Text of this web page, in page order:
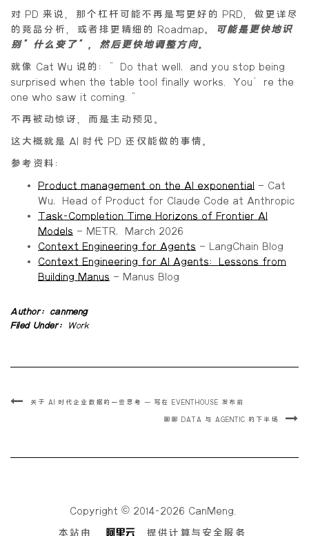
对 PD 来说，那个杠杆可能不再是写更好的 PRD，做更详尽
的竞品分析，或者排更精细的 Roadmap。
可能是更快地识
别”什么变了”，然后更快地调整方向。
就像 Cat Wu 说的：”Do that well, and you stop being
surprised when the table tool finally works. You’re the
one who saw it coming.”
不再被动惊讶，而是主动预见。
这大概就是 AI 时代 PD 还仅能做的事情。
参考资料：
Product management on the AI exponential — Cat
Wu, Head of Product for Claude Code at Anthropic
Task-Completion Time Horizons of Frontier AI
Models — METR, March 2026
Context Engineering for Agents — LangChain Blog
Context Engineering for AI Agents: Lessons from
Building Manus — Manus Blog
Author: canmeng
Filed Under:
Work
关于 AI 时代企业数据的一些思考 – 写在 EVENTHOUSE 发布前
聊聊 DATA 与 AGENTIC 的下半场
Copyright © 2014-2026 CanMeng.
本站由
提供计算与安全服务.